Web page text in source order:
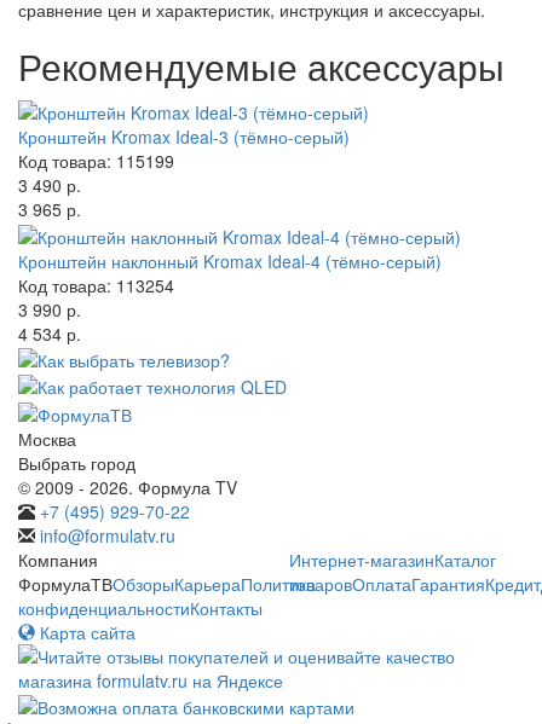
сравнение цен и характеристик, инструкция и аксессуары.
Рекомендуемые аксессуары
Кронштейн Kromax Ideal-3 (тёмно-серый)
Код товара: 115199
3 490 р.
3 965 р.
Кронштейн наклонный Kromax Ideal-4 (тёмно-серый)
Код товара: 113254
3 990 р.
4 534 р.
Москва
Выбрать город
© 2009 - 2026. Формула TV
+7 (495) 929-70-22
info@formulatv.ru
Компания
ФормулаТВОбзорыКарьераПолитика
конфиденциальностиКонтакты
Интернет-магазинКаталог
товаровОплатаГарантияКредит
Карта сайта